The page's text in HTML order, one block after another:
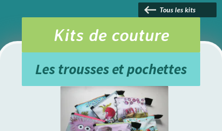
Kits de couture
Les trousses et pochettes
Tous les kits
keyboard_backspace